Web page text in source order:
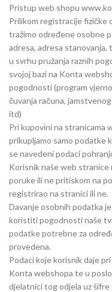
Pristup web shopu
Prilikom registracije fizičke
tražimo određene osobne
adresa, adresa
u svrhu pružanja raznih
svojoj bazi na Konta
pogodnosti (program
čuvanja računa,
itd)
Pri kupovini na stranicama
prikupljamo samo podatke
se navedeni podaci
Korisnik naše web
poruke ili ne pritiskom na
registrirao na stranici ili ne.
Davanje osobnih podatka
koristiti pogodnosti naše
podatke potrebne za
provedena.
Podaci koje korisnik daje
Konta webshopa te u
djelatnici tog odjela uz